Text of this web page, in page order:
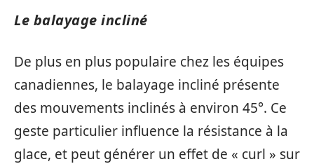
Le balayage incliné
De plus en plus populaire chez les équipes
canadiennes, le balayage incliné présente
des mouvements inclinés à environ 45°. Ce
geste particulier influence la résistance à la
glace, et peut générer un effet de « curl » sur